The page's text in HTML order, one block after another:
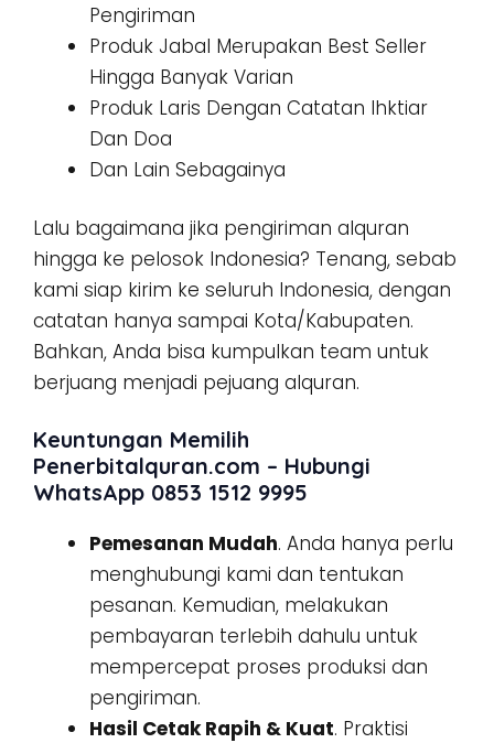
Pengiriman
Produk Jabal Merupakan Best Seller
Hingga Banyak Varian
Produk Laris Dengan Catatan Ihktiar
Dan Doa
Dan Lain Sebagainya
Lalu bagaimana jika pengiriman alquran
hingga ke pelosok Indonesia? Tenang, sebab
kami siap kirim ke seluruh Indonesia, dengan
catatan hanya sampai Kota/Kabupaten.
Bahkan, Anda bisa kumpulkan team untuk
berjuang menjadi pejuang alquran.
Keuntungan Memilih
Penerbitalquran.com – Hubungi
WhatsApp 0853 1512 9995
Pemesanan Mudah. Anda hanya perlu
menghubungi kami dan tentukan
pesanan. Kemudian, melakukan
pembayaran terlebih dahulu untuk
mempercepat proses produksi dan
pengiriman.
Hasil Cetak Rapih & Kuat. Praktisi